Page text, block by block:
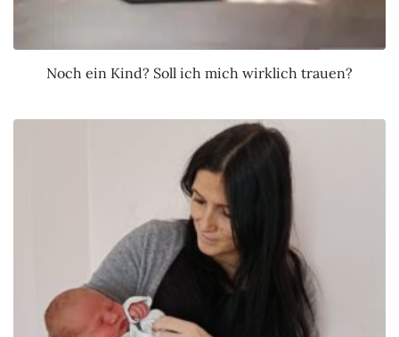
Noch ein Kind? Soll ich mich wirklich trauen?